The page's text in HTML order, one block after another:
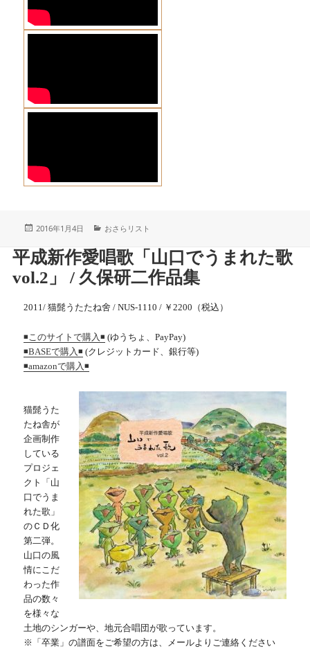
投
日:
2016年1月4日
カ
ゴ
リ
ー
おさらリスト
平成新作愛唱歌「山口でうまれた歌
vol.2」 / 久保研二作品集
2011/ 猫髭うたたね舍 / NUS-1110 / ￥2200（税込）
◾️このサイトで購入◾️ (ゆうちょ、PayPay)
◾️BASEで購入◾️ (クレジットカード、銀行等)
◾️amazonで購入◾️
猫髭うた
たね舎が
企画制作
している
プロジェ
クト「山
口でうま
れた歌」
のＣＤ化
第二弾。
山口の風
情にこだ
わった作
品の数々
を様々な
土地のシンガーや、地元合唱団が歌っています。
※「卒業」の譜面をご希望の方は、メールよりご連絡ください